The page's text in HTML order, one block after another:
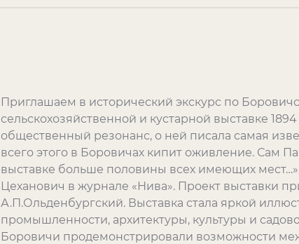
Приглашаем в исторический экскурс по
сельскохозяйственной и кустарной выставке
общественный резонанс, о ней писала самая
всего этого в Боровичах кипит оживление. Сам
выставке больше половины всех имеющих
Цеханович в журнале «Нива». Проект выставки
А.П.Ольденбургский. Выставка стала яркой
промышленности, архитектуры, культуры и
Боровичи продемонстрировали возможности